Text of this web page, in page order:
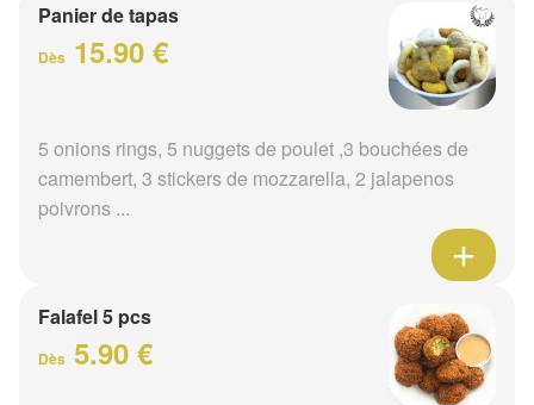
Panier de tapas
Dès 15.90 €
5 onions rings, 5 nuggets de poulet ,3 bouchées de
camembert, 3 stickers de mozzarella, 2 jalapenos
poivrons ...
Falafel 5 pcs
Dès 5.90 €